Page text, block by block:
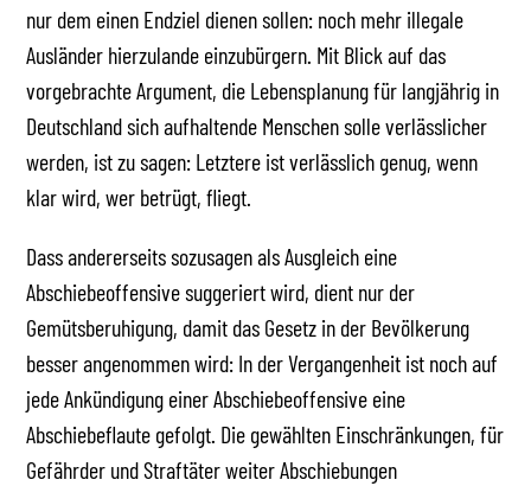
nur dem einen Endziel dienen sollen: noch mehr illegale
Ausländer hierzulande einzubürgern. Mit Blick auf das
vorgebrachte Argument, die Lebensplanung für langjährig in
Deutschland sich aufhaltende Menschen solle verlässlicher
werden, ist zu sagen: Letztere ist verlässlich genug, wenn
klar wird, wer betrügt, fliegt.
Dass andererseits sozusagen als Ausgleich eine
Abschiebeoffensive suggeriert wird, dient nur der
Gemütsberuhigung, damit das Gesetz in der Bevölkerung
besser angenommen wird: In der Vergangenheit ist noch auf
jede Ankündigung einer Abschiebeoffensive eine
Abschiebeflaute gefolgt. Die gewählten Einschränkungen, für
Gefährder und Straftäter weiter Abschiebungen